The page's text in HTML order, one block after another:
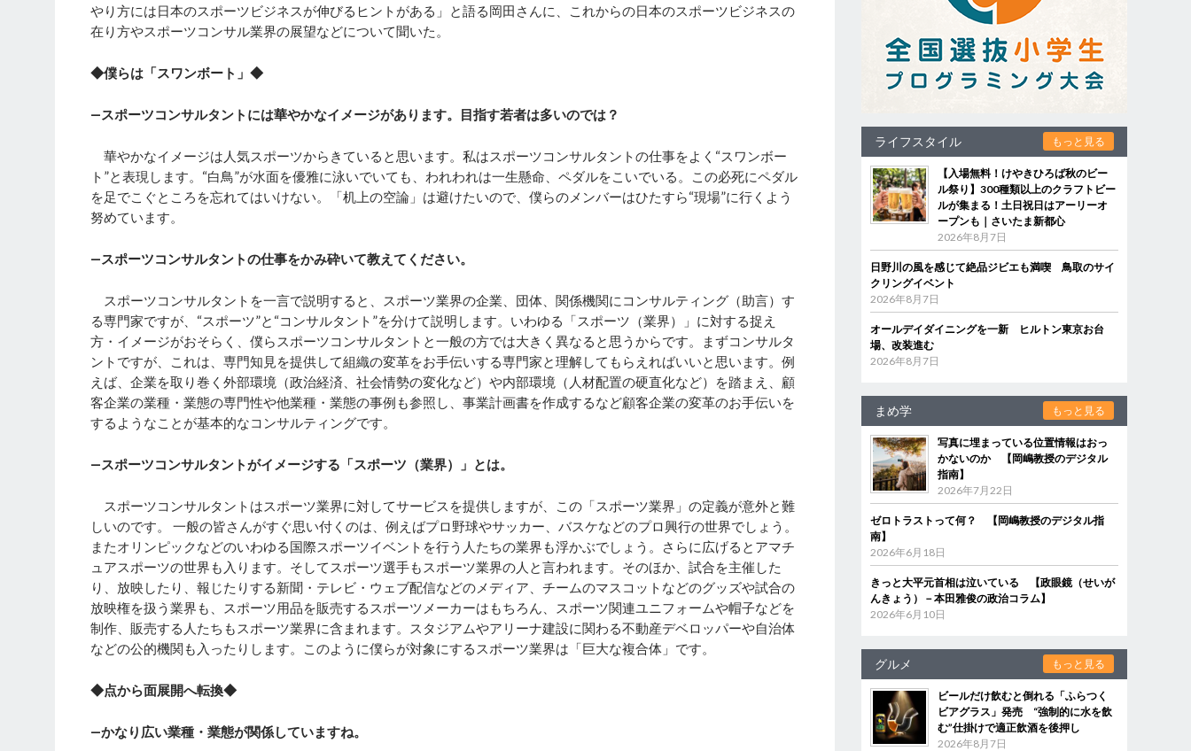
やり方には日本のスポーツビジネスが伸びるヒントがある」と語る岡田さんに、これからの日本のスポーツビジネスの
在り方やスポーツコンサル業界の展望などについて聞いた。
◆僕らは「スワンボート」◆
―スポーツコンサルタントには華やかなイメージがあります。目指す若者は多いのでは？
華やかなイメージは人気スポーツからきていると思います。私はスポーツコンサルタントの仕事をよく“スワンボー
ト”と表現します。“白鳥”が水面を優雅に泳いでいても、われわれは一生懸命、ペダルをこいでいる。この必死にペダル
を足でこぐところを忘れてはいけない。「机上の空論」は避けたいので、僕らのメンバーはひたすら“現場”に行くよう
努めています。
―スポーツコンサルタントの仕事をかみ砕いて教えてください。
スポーツコンサルタントを一言で説明すると、スポーツ業界の企業、団体、関係機関にコンサルティング（助言）す
る専門家ですが、“スポーツ”と“コンサルタント”を分けて説明します。いわゆる「スポーツ（業界）」に対する捉え
方・イメージがおそらく、僕らスポーツコンサルタントと一般の方では大きく異なると思うからです。まずコンサルタ
ントですが、これは、専門知見を提供して組織の変革をお手伝いする専門家と理解してもらえればいいと思います。例
えば、企業を取り巻く外部環境（政治経済、社会情勢の変化など）や内部環境（人材配置の硬直化など）を踏まえ、顧
客企業の業種・業態の専門性や他業種・業態の事例も参照し、事業計画書を作成するなど顧客企業の変革のお手伝いを
するようなことが基本的なコンサルティングです。
―スポーツコンサルタントがイメージする「スポーツ（業界）」とは。
スポーツコンサルタントはスポーツ業界に対してサービスを提供しますが、この「スポーツ業界」の定義が意外と難
しいのです。 一般の皆さんがすぐ思い付くのは、例えばプロ野球やサッカー、バスケなどのプロ興行の世界でしょう。
またオリンピックなどのいわゆる国際スポーツイベントを行う人たちの業界も浮かぶでしょう。さらに広げるとアマチ
ュアスポーツの世界も入ります。そしてスポーツ選手もスポーツ業界の人と言われます。そのほか、試合を主催した
り、放映したり、報じたりする新聞・テレビ・ウェブ配信などのメディア、チームのマスコットなどのグッズや試合の
放映権を扱う業界も、スポーツ用品を販売するスポーツメーカーはもちろん、スポーツ関連ユニフォームや帽子などを
制作、販売する人たちもスポーツ業界に含まれます。スタジアムやアリーナ建設に関わる不動産デベロッパーや自治体
などの公的機関も入ったりします。このように僕らが対象にするスポーツ業界は「巨大な複合体」です。
◆点から面展開へ転換◆
―かなり広い業種・業態が関係していますね。
ライフスタイル もっと見る
【入場無料！けやきひろば秋のビー
ル祭り】300種類以上のクラフトビー
ルが集まる！土日祝日はアーリーオ
ープンも｜さいたま新都心
2026年8月7日
日野川の風を感じて絶品ジビエも満喫 鳥取のサイ
クリングイベント
2026年8月7日
オールデイダイニングを一新 ヒルトン東京お台
場、改装進む
2026年8月7日
まめ学 もっと見る
写真に埋まっている位置情報はおっ
かないのか 【岡嶋教授のデジタル
指南】
2026年7月22日
ゼロトラストって何？ 【岡嶋教授のデジタル指
南】
2026年6月18日
きっと大平元首相は泣いている 【政眼鏡（せいが
んきょう）－本田雅俊の政治コラム】
2026年6月10日
グルメ もっと見る
ビールだけ飲むと倒れる「ふらつく
ビアグラス」発売 “強制的に水を飲
む”仕掛けで適正飲酒を後押し
2026年8月7日